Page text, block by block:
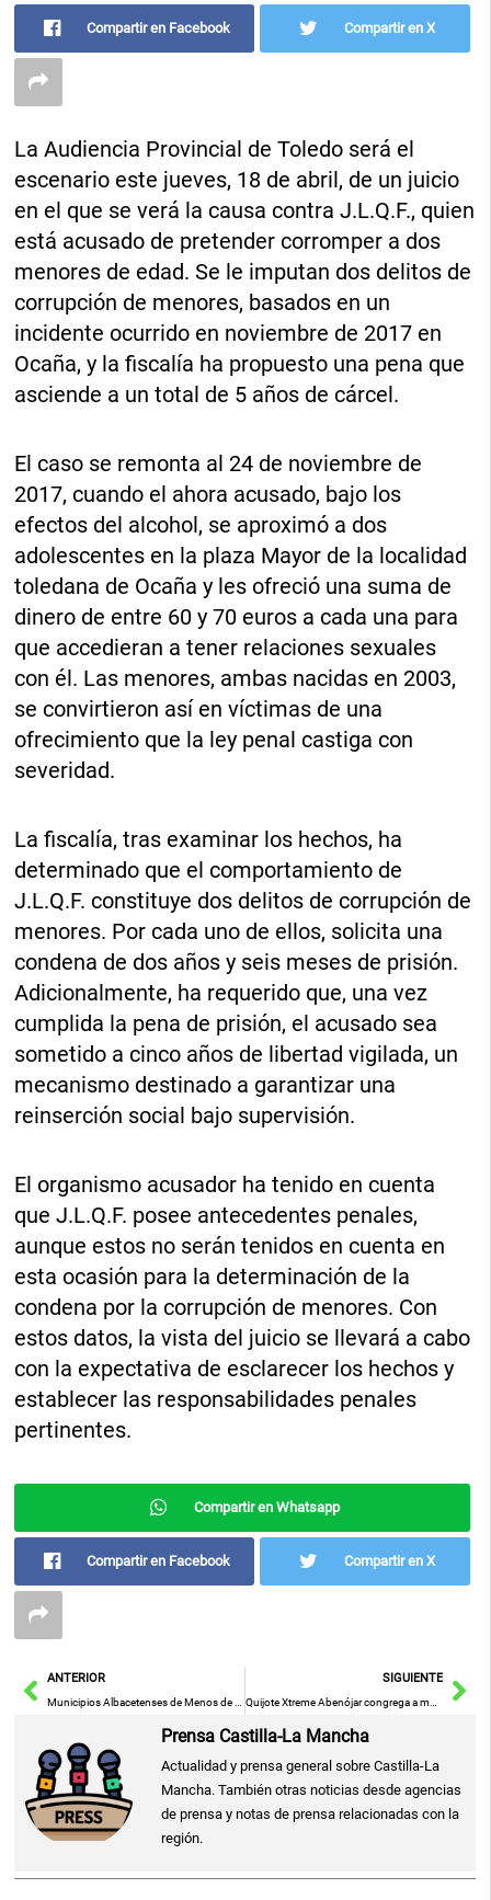
Compartir en Facebook Compartir en X
La Audiencia Provincial de Toledo será el
escenario este jueves, 18 de abril, de un juicio
en el que se verá la causa contra J.L.Q.F., quien
está acusado de pretender corromper a dos
menores de edad. Se le imputan dos delitos de
corrupción de menores, basados en un
incidente ocurrido en noviembre de 2017 en
Ocaña, y la fiscalía ha propuesto una pena que
asciende a un total de 5 años de cárcel.
El caso se remonta al 24 de noviembre de
2017, cuando el ahora acusado, bajo los
efectos del alcohol, se aproximó a dos
adolescentes en la plaza Mayor de la localidad
toledana de Ocaña y les ofreció una suma de
dinero de entre 60 y 70 euros a cada una para
que accedieran a tener relaciones sexuales
con él. Las menores, ambas nacidas en 2003,
se convirtieron así en víctimas de una
ofrecimiento que la ley penal castiga con
severidad.
La fiscalía, tras examinar los hechos, ha
determinado que el comportamiento de
J.L.Q.F. constituye dos delitos de corrupción de
menores. Por cada uno de ellos, solicita una
condena de dos años y seis meses de prisión.
Adicionalmente, ha requerido que, una vez
cumplida la pena de prisión, el acusado sea
sometido a cinco años de libertad vigilada, un
mecanismo destinado a garantizar una
reinserción social bajo supervisión.
El organismo acusador ha tenido en cuenta
que J.L.Q.F. posee antecedentes penales,
aunque estos no serán tenidos en cuenta en
esta ocasión para la determinación de la
condena por la corrupción de menores. Con
estos datos, la vista del juicio se llevará a cabo
con la expectativa de esclarecer los hechos y
establecer las responsabilidades penales
pertinentes.
Compartir en Whatsapp
Compartir en Facebook Compartir en X
AntANTERIOR
Municipios Albacetenses de Menos de 5.000 Habitantes Ahorrarán en Electricidad con Ayuda de la Diputación
SIGUIENTE
Quijote Xtreme Abenójar congrega a más de 400 atletas en un espectacular desafío
Prensa Castilla-La Mancha
Actualidad y prensa general sobre Castilla-La
Mancha. También otras noticias desde agencias
de prensa y notas de prensa relacionadas con la
región.